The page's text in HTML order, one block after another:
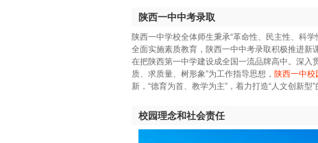
陕西一中中考录取
陕西一中学校全体师生秉承“革命性、民主性、科
全面实施素质教育，陕西一中中考录取积极推进新
在把陕西第一中学建设成全国一流品牌高中。深入
质、求质量、树形象”为工作指导思想， 陕西一中校
新，“德育为首、教学为主”，着力打造“人文创新型”
校园理念和社会责任